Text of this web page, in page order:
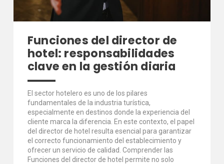
Funciones del director de
hotel: responsabilidades
clave en la gestión diaria
El sector hotelero es uno de los pilares
fundamentales de la industria turística,
especialmente en destinos donde la experiencia del
cliente marca la diferencia. En este contexto, el papel
del director de hotel resulta esencial para garantizar
el correcto funcionamiento del establecimiento y
ofrecer un servicio de calidad. Comprender las
Funciones del director de hotel permite no solo